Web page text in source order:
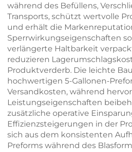
während des Befüllens,
Transports, schützt wertvolle
und erhält die
Sperrwirkungseigenschaften
verlängerte Haltbarkeit
reduzieren
Produktverderb. Die leichte
hochwertigen 5-Gallonen-
Versandkosten, während
Leistungseigenschaften
zusätzliche operative
Effizienzsteigerungen in der
sich aus dem konsistenten
Preforms während des